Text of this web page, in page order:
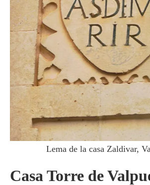
Lema de la casa Zaldivar,
Casa Torre de